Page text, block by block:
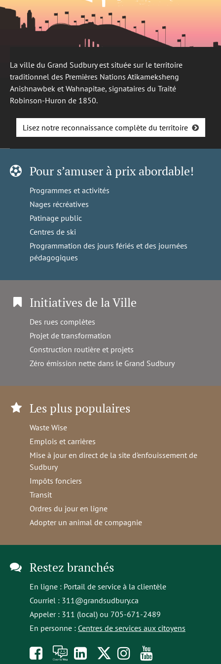
La ville du Grand Sudbury est située sur le territoire
traditionnel des Premières Nations Atikameksheng
Anishnawbek et Wahnapitae, signataires du Traité
Robinson-Huron de 1850.
Lisez notre reconnaissance complète du territoire
Pour s’amuser à prix abordable!
Programmes et activités
Nages récréatives
Patinage public
Centres de ski
Programmation des jours fériés et des journées
pédagogiques
Initiatives de la Ville
Des rues complètes
Projet de transformation
Construction routière et projets
Zéro émission nette dans le Grand Sudbury
Les plus populaires
Waste Wise
Emplois et carrières
Mise à jour en direct de la site d'enfouissement de
Sudbury
Impôts fonciers
Transit
Ordres du jour en ligne
Adopter un animal de compagnie
Restez branchés
En ligne : Portail de service à la clientèle
Courriel : 311@grandsudbury.ca
Appeler : 311 (local) ou 705-671-2489
En personne : Centres de services aux citoyens
Like À opensFollowFollow